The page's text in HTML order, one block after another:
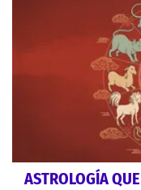
ASTROLOGÍA